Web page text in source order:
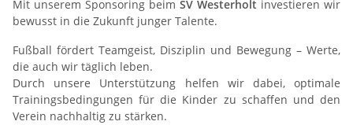
Mit unserem Sponsoring beim SV Westerholt investieren wir
bewusst in die Zukunft junger Talente.
Fußball fördert Teamgeist, Disziplin und Bewegung – Werte,
die auch wir täglich leben.
Durch unsere Unterstützung helfen wir dabei, optimale
Trainingsbedingungen für die Kinder zu schaffen und den
Verein nachhaltig zu stärken.